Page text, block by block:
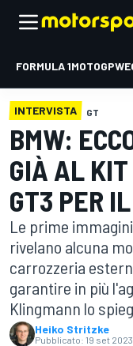
FORMULA 1MOTOGP
INTERVISTA GT
BMW:
GIÀ AL
GT3 PER
Le prime
rivelano alcuna
carrozzeria
garantire in più
Klingmann lo
Heiko Stritzke
Pubblicato: 19 set